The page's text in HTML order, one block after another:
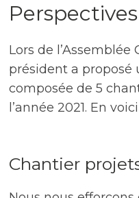
Lors de
président a proposé
composée de5
l’année 2021. En
Chantier